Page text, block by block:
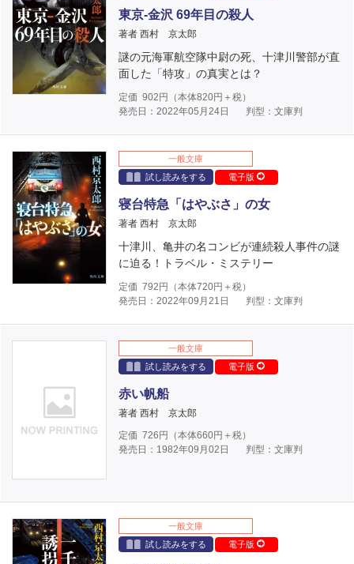
東京‐金沢 69年目の殺人
著者 西村 京太郎
謎の元海軍航空隊中尉の死、十津川警部が直
面した「特攻」の真実とは？
定価 902 円（本体820円＋税）
発売日：2022年05月24日
判型：文庫判
一般文庫
試し読みをする
電子版
寝台特急「はやぶさ」の女
著者 西村 京太郎
十津川、亀井の名コンビが連続殺人事件の謎
に迫る！トラベル・ミステリー
定価 792 円（本体720円＋税）
発売日：2022年09月21日
判型：文庫判
一般文庫
試し読みをする
電子版
赤い帆船
著者 西村 京太郎
定価 726 円（本体660円＋税）
発売日：1982年09月02日
判型：文庫判
一般文庫
試し読みをする
電子版